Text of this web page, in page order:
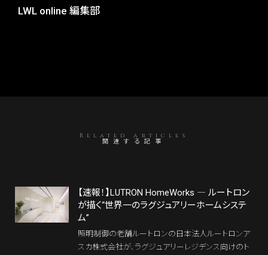
LWL online 編集部
Related articles
関連する記事
【速報！】LUTRON HomeWorks ― ルートロン
が描く“世界一のラグジュアリーホームシステ
ム”
照明制御の老舗ルートロンの日本法人ルートロンア
スカ株式会社が、ラグジュアリーレジデンス向けのト